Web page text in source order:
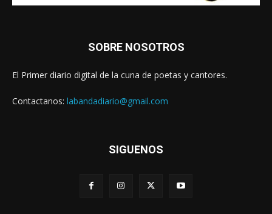
SOBRE NOSOTROS
El Primer diario digital de la cuna de poetas y cantores.
Contactanos: labandadiario@gmail.com
SIGUENOS